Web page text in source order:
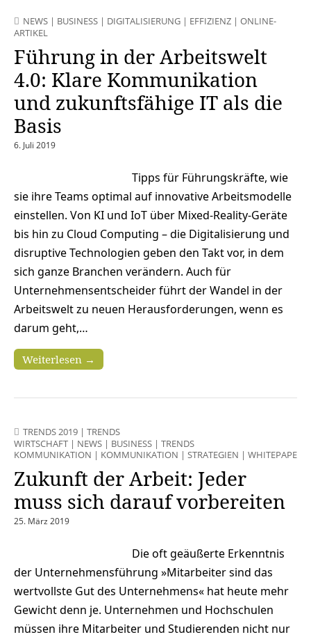
NEWS | BUSINESS | DIGITALISIERUNG | EFFIZIENZ | ONLINE-
ARTIKEL
Führung in der Arbeitswelt
4.0: Klare Kommunikation
und zukunftsfähige IT als die
Basis
6. Juli 2019
Tipps für Führungskräfte, wie
sie ihre Teams optimal auf innovative Arbeitsmodelle
einstellen. Von KI und IoT über Mixed-Reality-Geräte
bis hin zu Cloud Computing – die Digitalisierung und
disruptive Technologien geben den Takt vor, in dem
sich ganze Branchen verändern. Auch für
Unternehmensentscheider führt der Wandel in der
Arbeitswelt zu neuen Herausforderungen, wenn es
darum geht,…
Weiterlesen →
TRENDS 2019 | TRENDS
WIRTSCHAFT | NEWS | BUSINESS | TRENDS
KOMMUNIKATION | KOMMUNIKATION | STRATEGIEN | WHITEPAPER
Zukunft der Arbeit: Jeder
muss sich darauf vorbereiten
25. März 2019
Die oft geäußerte Erkenntnis
der Unternehmensführung »Mitarbeiter sind das
wertvollste Gut des Unternehmens« hat heute mehr
Gewicht denn je. Unternehmen und Hochschulen
müssen ihre Mitarbeiter und Studierenden nicht nur